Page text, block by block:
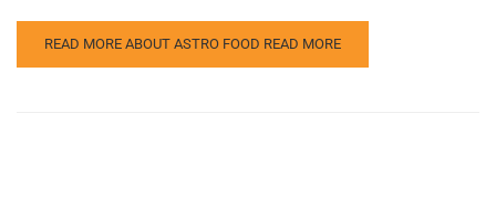
READ MORE ABOUT ASTRO FOOD READ MORE